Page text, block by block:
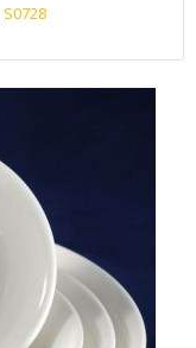
S0728